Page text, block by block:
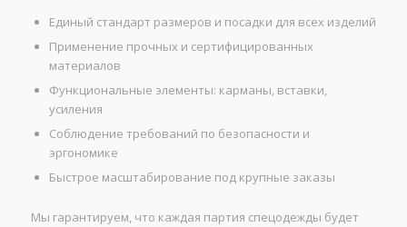
Единый стандарт размеров и посадки для всех изделий
Применение прочных и сертифицированных
материалов
Функциональные элементы: карманы, вставки,
усиления
Соблюдение требований по безопасности и
эргономике
Быстрое масштабирование под крупные заказы
Мы гарантируем, что каждая партия спецодежды будет